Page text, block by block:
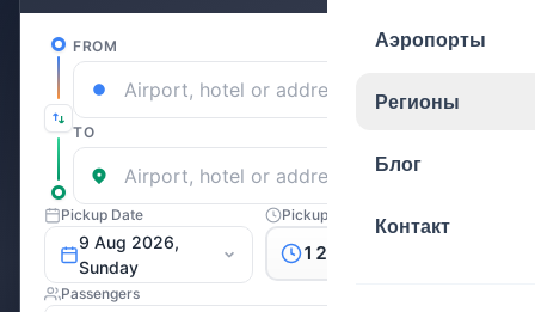
Аэропорты
Регионы
Блог
Контакт